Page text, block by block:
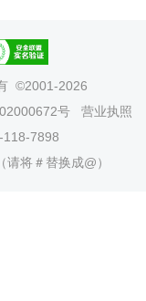
©2001-2026
号
营业执照
118-7898
将＃替换成@）